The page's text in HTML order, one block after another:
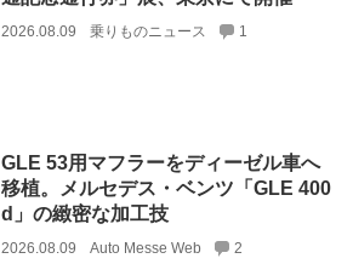
2026.08.09 乗りものニュース 1
GLE 53用マフラーをディーゼル車へ
移植。メルセデス・ベンツ「GLE 400
d」の緻密な加工技
2026.08.09 Auto Messe Web 2